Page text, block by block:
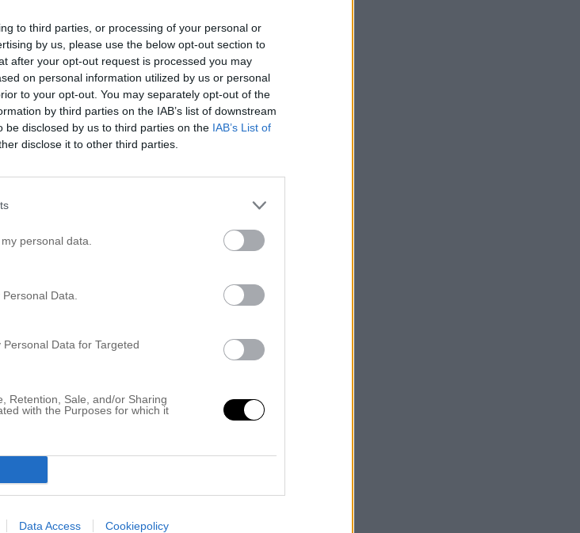
to third parties, or processing of your personal or
by us, please use the below opt-out section to
after your opt-out request is processed you may
on personal information utilized by us or personal
to your opt-out. You may separately opt-out of the
by third parties on the IAB’s list of downstream
be disclosed by us to third parties on the IAB’s List of
disclose it to other third parties.
personal data.
Data.
Data for Targeted
Retention, Sale, and/or Sharing
with the Purposes for which it
Data Access Cookiepolicy
”
in i inredningen:)